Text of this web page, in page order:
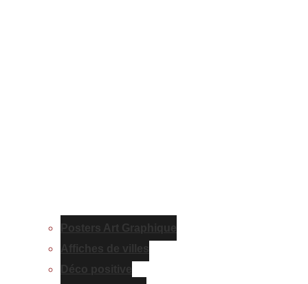
Posters Art Graphique
Affiches de villes
Déco positive